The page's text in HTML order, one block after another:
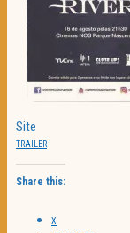
Site
TRAILER
Share this:
X